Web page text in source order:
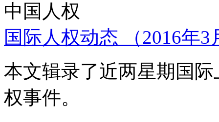
中国人权
国际人权动态 （2016年
本文辑录了近两星期国
权事件。